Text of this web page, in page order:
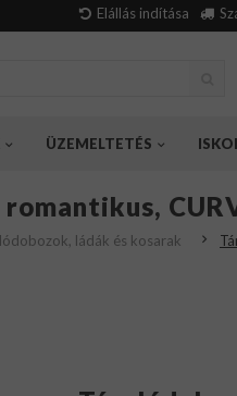
Elállás indítása
ÜZEMELTETÉS
ládák és kosarak